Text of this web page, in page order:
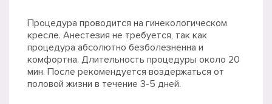
Процедура проводится на гинекологическом
кресле. Анестезия не требуется, так как
процедура абсолютно безболезненна и
комфортна. Длительность процедуры около 20
мин. После рекомендуется воздержаться от
половой жизни в течение 3-5 дней.